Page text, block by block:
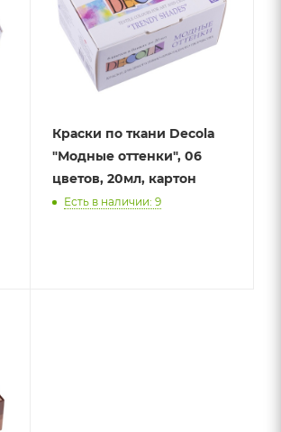
Краски по ткани Decola
"Модные оттенки", 06
цветов, 20мл, картон
Есть в наличии: 9